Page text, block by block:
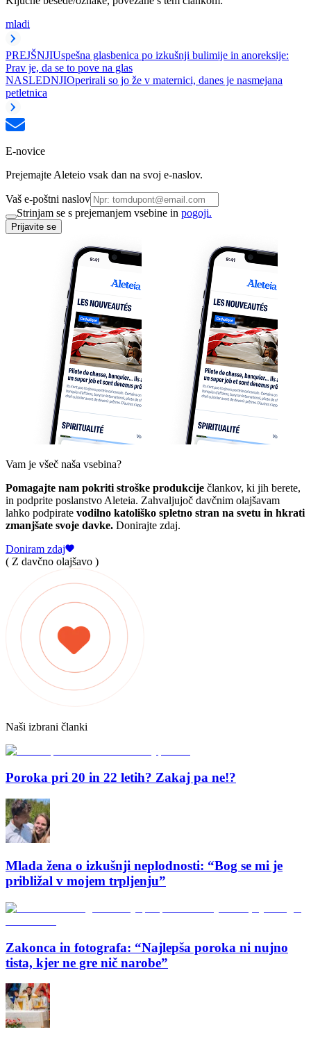
mladi
PREJŠNJIUspešna glasbenica po izkušnji bulimije in anoreksije:
Prav je, da se to pove na glas
NASLEDNJIOperirali so jo že v maternici, danes je nasmejana
petletnica
E-novice
Prejemajte Aleteio vsak dan na svoj e-naslov.
Vaš e-poštni naslov
Strinjam se s prejemanjem vsebine in pogoji.
Prijavite se
Vam je všeč naša vsebina?
Pomagajte nam pokriti stroške produkcije člankov, ki jih berete,
in podprite poslanstvo Aleteia. Zahvaljujoč davčnim olajšavam
lahko podpirate vodilno katoliško spletno stran na svetu in hkrati
zmanjšate svoje davke. Donirajte zdaj.
Doniram zdaj
( Z davčno olajšavo )
Naši izbrani članki
Poroka pri 20 in 22 letih? Zakaj pa ne!?
Mlada žena o izkušnji neplodnosti: “Bog se mi je
približal v mojem trpljenju”
Zakonca in fotografa: “Najlepša poroka ni nujno
tista, kjer ne gre nič narobe”